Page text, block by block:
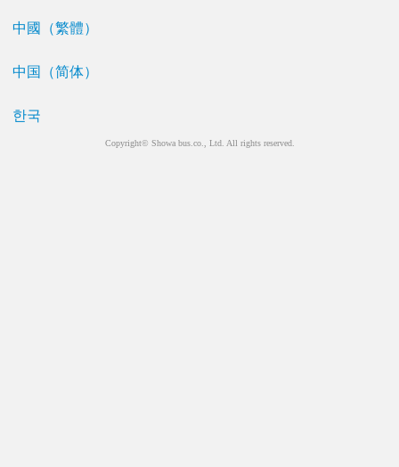
中國（繁體）
中国（简体）
한국
Copyright© Showa bus.co., Ltd. All rights reserved.